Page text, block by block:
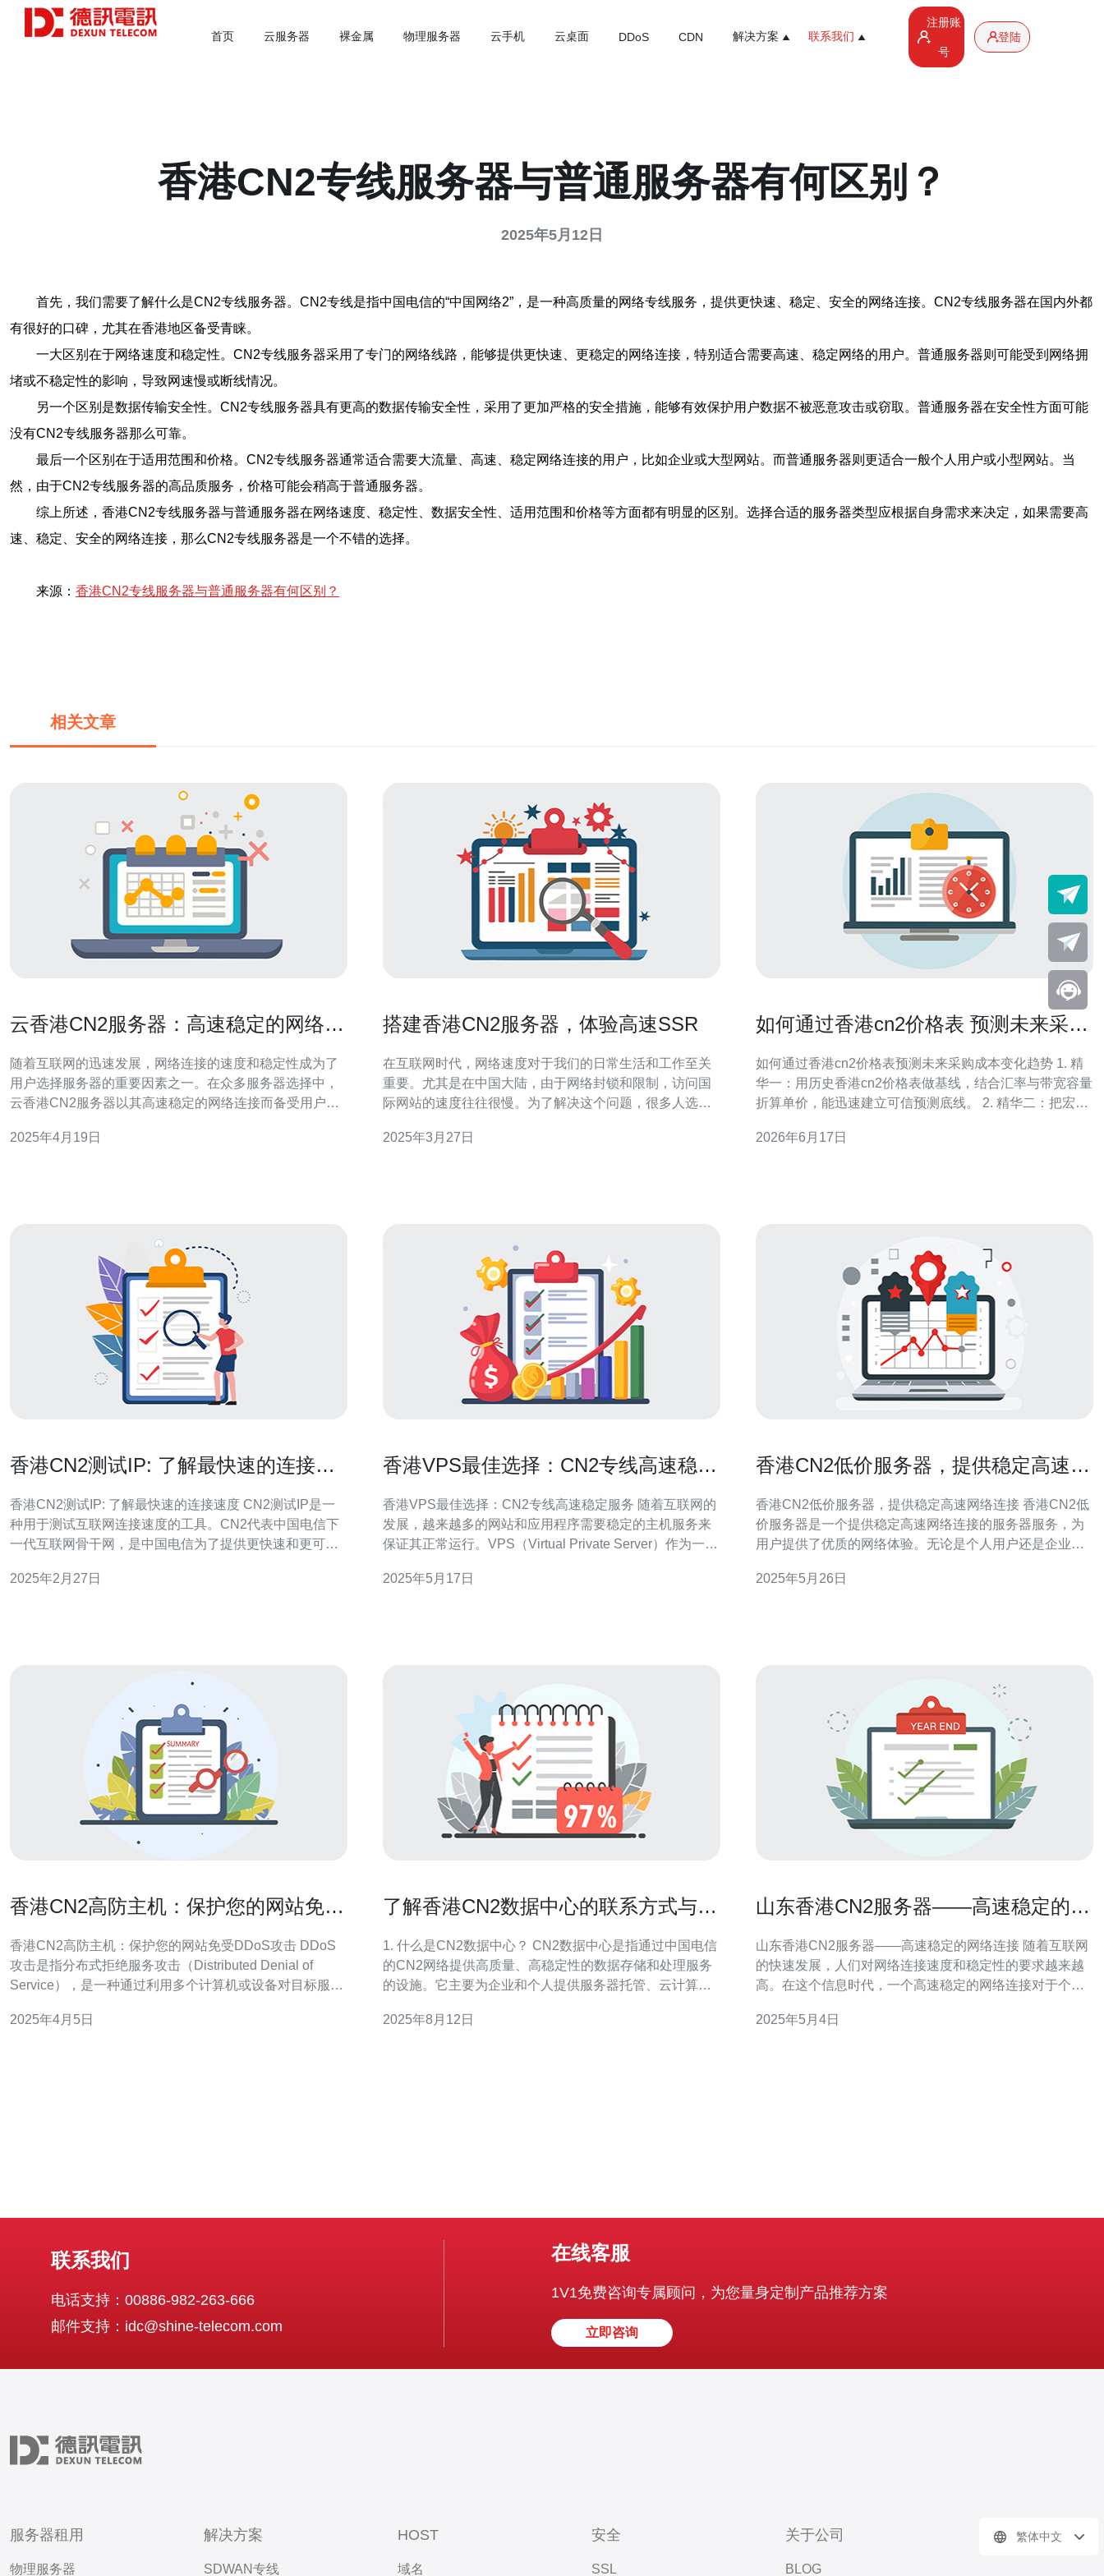
首页 云服务器 裸金属 物理服务器 云手机 云桌面 DDoS CDN 解决方案 联系我们
注册账
号
登陆
香港CN2专线服务器与普通服务器有何区别？
2025年5月12日
首先，我们需要了解什么是CN2专线服务器。CN2专线是指中国电信的“中国网络2”，是一种高质量的网络专线服务，提供更快速、稳定、安全的网络连接。CN2专线服务器在国内外都
有很好的口碑，尤其在香港地区备受青睐。
一大区别在于网络速度和稳定性。CN2专线服务器采用了专门的网络线路，能够提供更快速、更稳定的网络连接，特别适合需要高速、稳定网络的用户。普通服务器则可能受到网络拥
堵或不稳定性的影响，导致网速慢或断线情况。
另一个区别是数据传输安全性。CN2专线服务器具有更高的数据传输安全性，采用了更加严格的安全措施，能够有效保护用户数据不被恶意攻击或窃取。普通服务器在安全性方面可能
没有CN2专线服务器那么可靠。
最后一个区别在于适用范围和价格。CN2专线服务器通常适合需要大流量、高速、稳定网络连接的用户，比如企业或大型网站。而普通服务器则更适合一般个人用户或小型网站。当
然，由于CN2专线服务器的高品质服务，价格可能会稍高于普通服务器。
综上所述，香港CN2专线服务器与普通服务器在网络速度、稳定性、数据安全性、适用范围和价格等方面都有明显的区别。选择合适的服务器类型应根据自身需求来决定，如果需要高
速、稳定、安全的网络连接，那么CN2专线服务器是一个不错的选择。
来源： 香港CN2专线服务器与普通服务器有何区别？
相关文章
云香港CN2服务器：高速稳定的网络连
随着互联网的迅速发展，网络连接的速度和稳定性成为了
用户选择服务器的重要因素之一。在众多服务器选择中，
云香港CN2服务器以其高速稳定的网络连接而备受用户青
采用了CN2 GIA线路，能够提供更快、更稳定的网络连
2025年4月19日
搭建香港CN2服务器，体验高速SSR
在互联网时代，网络速度对于我们的日常生活和工作至关
重要。尤其是在中国大陆，由于网络封锁和限制，访问国
际网站的速度往往很慢。为了解决这个问题，很多人选择
络速度和保护隐私。 SSR是一种基于Shadowsocks的改进
2025年3月27日
如何通过香港cn2价格表 预测未来采购
如何通过香港cn2价格表预测未来采购成本变化趋势 1. 精
华一：用历史香港cn2价格表做基线，结合汇率与带宽容量
折算单价，能迅速建立可信预测底线。 2. 精华二：把宏观
率、运营商扩容计划）做多元回归，预测更稳健。 3. 精华
2026年6月17日
香港CN2测试IP: 了解最快速的连接速
香港CN2测试IP: 了解最快速的连接速度 CN2测试IP是一
种用于测试互联网连接速度的工具。CN2代表中国电信下
一代互联网骨干网，是中国电信为了提供更快速和更可靠
区使用CN2技术的测试IP。选择香港的原因是因为香港是
2025年2月27日
香港VPS最佳选择：CN2专线高速稳定
香港VPS最佳选择：CN2专线高速稳定服务 随着互联网的
发展，越来越多的网站和应用程序需要稳定的主机服务来
保证其正常运行。VPS（Virtual Private Server）作为一种
在选择VPS主机服务时，CN2专线高速稳定服务成为了越
2025年5月17日
香港CN2低价服务器，提供稳定高速网
香港CN2低价服务器，提供稳定高速网络连接 香港CN2低
价服务器是一个提供稳定高速网络连接的服务器服务，为
用户提供了优质的网络体验。无论是个人用户还是企业用
稳定性和高速性。通过CN2线路，用户可以快速访问国际
2025年5月26日
香港CN2高防主机：保护您的网站免受
香港CN2高防主机：保护您的网站免受DDoS攻击 DDoS
攻击是指分布式拒绝服务攻击（Distributed Denial of
Service），是一种通过利用多个计算机或设备对目标服务
求，使其无法正常处理其他合法用户的请求，从而导致服
2025年4月5日
了解香港CN2数据中心的联系方式与服
1. 什么是CN2数据中心？ CN2数据中心是指通过中国电信
的CN2网络提供高质量、高稳定性的数据存储和处理服务
的设施。它主要为企业和个人提供服务器托管、云计算、
CN2数据中心在香港及周边地区备受欢迎。 2. 如何找到香
2025年8月12日
山东香港CN2服务器——高速稳定的网
山东香港CN2服务器——高速稳定的网络连接 随着互联网
的快速发展，人们对网络连接速度和稳定性的要求越来越
高。在这个信息时代，一个高速稳定的网络连接对于个人
了满足这一需求而诞生的。 山东香港CN2服务器是由山东
2025年5月4日
联系我们
电话支持：00886-982-263-666
邮件支持：idc@shine-telecom.com
在线客服
1V1免费咨询专属顾问，为您量身定制产品推荐方案
立即咨询
服务器租用
物理服务器
解决方案
SDWAN专线
HOST
域名
安全
SSL
关于公司
BLOG
繁体中文